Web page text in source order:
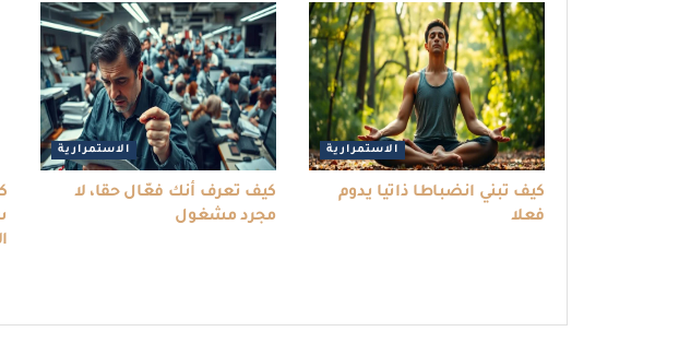
الاستمرارية
كيف تبني انضباطا ذاتيا يدوم
فعلا
الاستمرارية
كيف تعرف أنك فعّال حقا، لا
مجرد مشغول